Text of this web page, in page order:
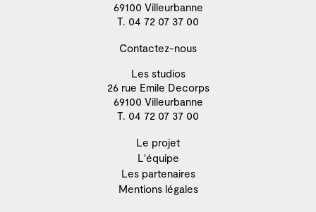
69100 Villeurbanne
T. 04 72 07 37 00
Contactez-nous
Les studios
26 rue Emile Decorps
69100 Villeurbanne
T. 04 72 07 37 00
Le projet
L'équipe
Les partenaires
Mentions légales